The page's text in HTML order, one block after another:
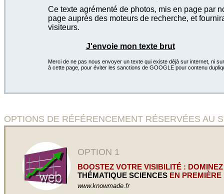
Ce texte agrémenté de photos, mis en page par
page auprès des moteurs de recherche, et
visiteurs.
J'envoie mon texte brut
Merci de ne pas nous envoyer un texte qui existe déjà sur internet, ni
à cette page, pour éviter les sanctions de GOOGLE pour contenu
OPTIONS DE RÉFÉRENCEMENT RÉSERVÉES AU
OPTION 1
BOOSTEZ VOTRE VISIBILITÉ :
THÉMATIQUE SCIENCES EN PREMIÈRE
www.knowmade.fr